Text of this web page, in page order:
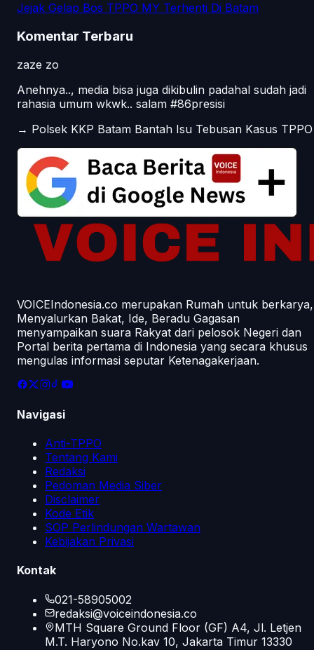
Jejak Gelap Bos TPPO MY Terhenti Di Batam
Komentar Terbaru
zaze zo
Anehnya.., media bisa juga dikibulin padahal sudah jadi
rahasia umum wkwk.. salam #86presisi
→ Polsek KKP Batam Bantah Isu Tebusan Kasus TPPO
VOICEIndonesia.co merupakan Rumah untuk berkarya,
Menyalurkan Bakat, Ide, Beradu Gagasan
menyampaikan suara Rakyat dari pelosok Negeri dan
Portal berita pertama di Indonesia yang secara khusus
mengulas informasi seputar Ketenagakerjaan.
Navigasi
Anti-TPPO
Tentang Kami
Redaksi
Pedoman Media Siber
Disclaimer
Kode Etik
SOP Perlindungan Wartawan
Kebijakan Privasi
Kontak
021-58905002
redaksi@voiceindonesia.co
MTH Square Ground Floor (GF) A4, Jl. Letjen
M.T. Haryono No.kav 10, Jakarta Timur 13330